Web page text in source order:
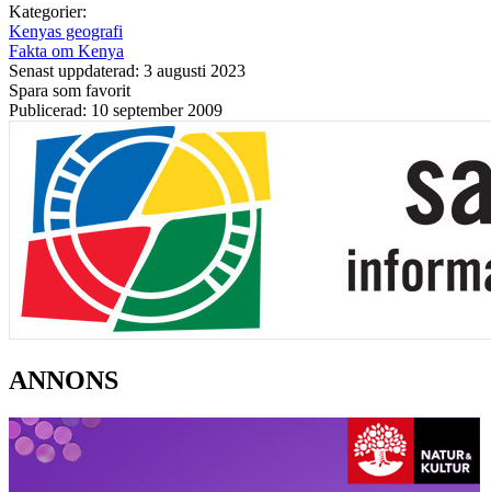
Kategorier:
Kenyas geografi
Fakta om Kenya
Senast uppdaterad: 3 augusti 2023
Spara som favorit
Publicerad: 10 september 2009
ANNONS